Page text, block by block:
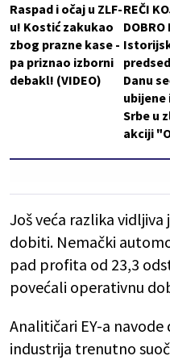
Raspad i očaj u ZLF-
u! Kostić zakukao
zbog prazne kase -
pa priznao izborni
debakl! (VIDEO)
REČI
DOBRO
Danu
Srbe u
akciji
Još veća razlika
dobiti. Nemački
pad profita od 23,3
povećali operativnu
Analitičari EY-a
industrija trenutno